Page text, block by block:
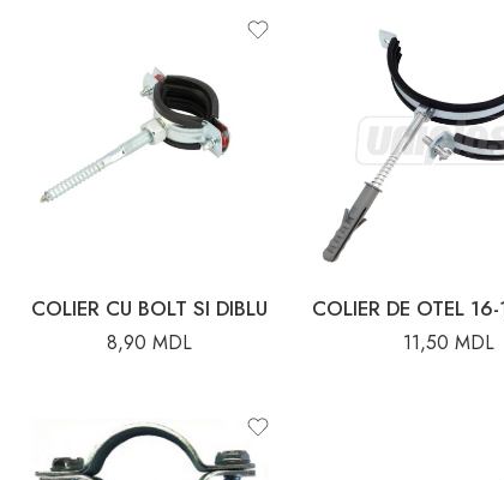
COLIER CU BOLT SI DIBLU
8,90MDL 11,50MDL